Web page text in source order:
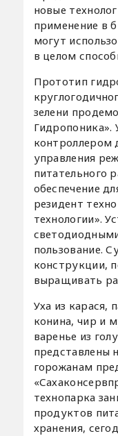
новые
применение в
могут
в целом
Прототип
зелени
Гидропоника».
контроллером
управления
питательного
обеспечение
резидент
технологии».
пользование.
конструкции,
выращивать
Уха из карася,
конина, чир и
варенье из
представлены
горожанам
технопарка
продуктов
хранения,